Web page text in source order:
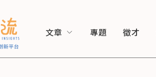
文章 專題 徵才